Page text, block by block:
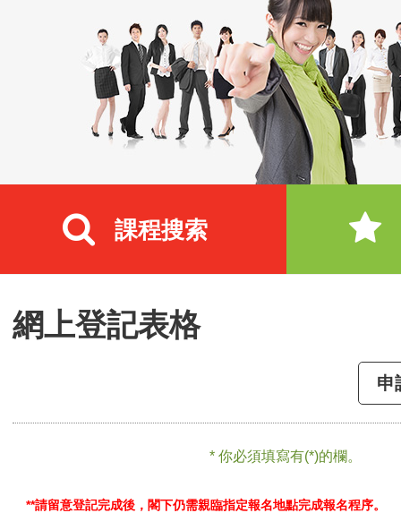
課程搜索
網上登記表格
申
* 你必須填寫有(*)的欄。
**請留意登記完成後，閣下仍需親臨指定報名地點完成報名程序。